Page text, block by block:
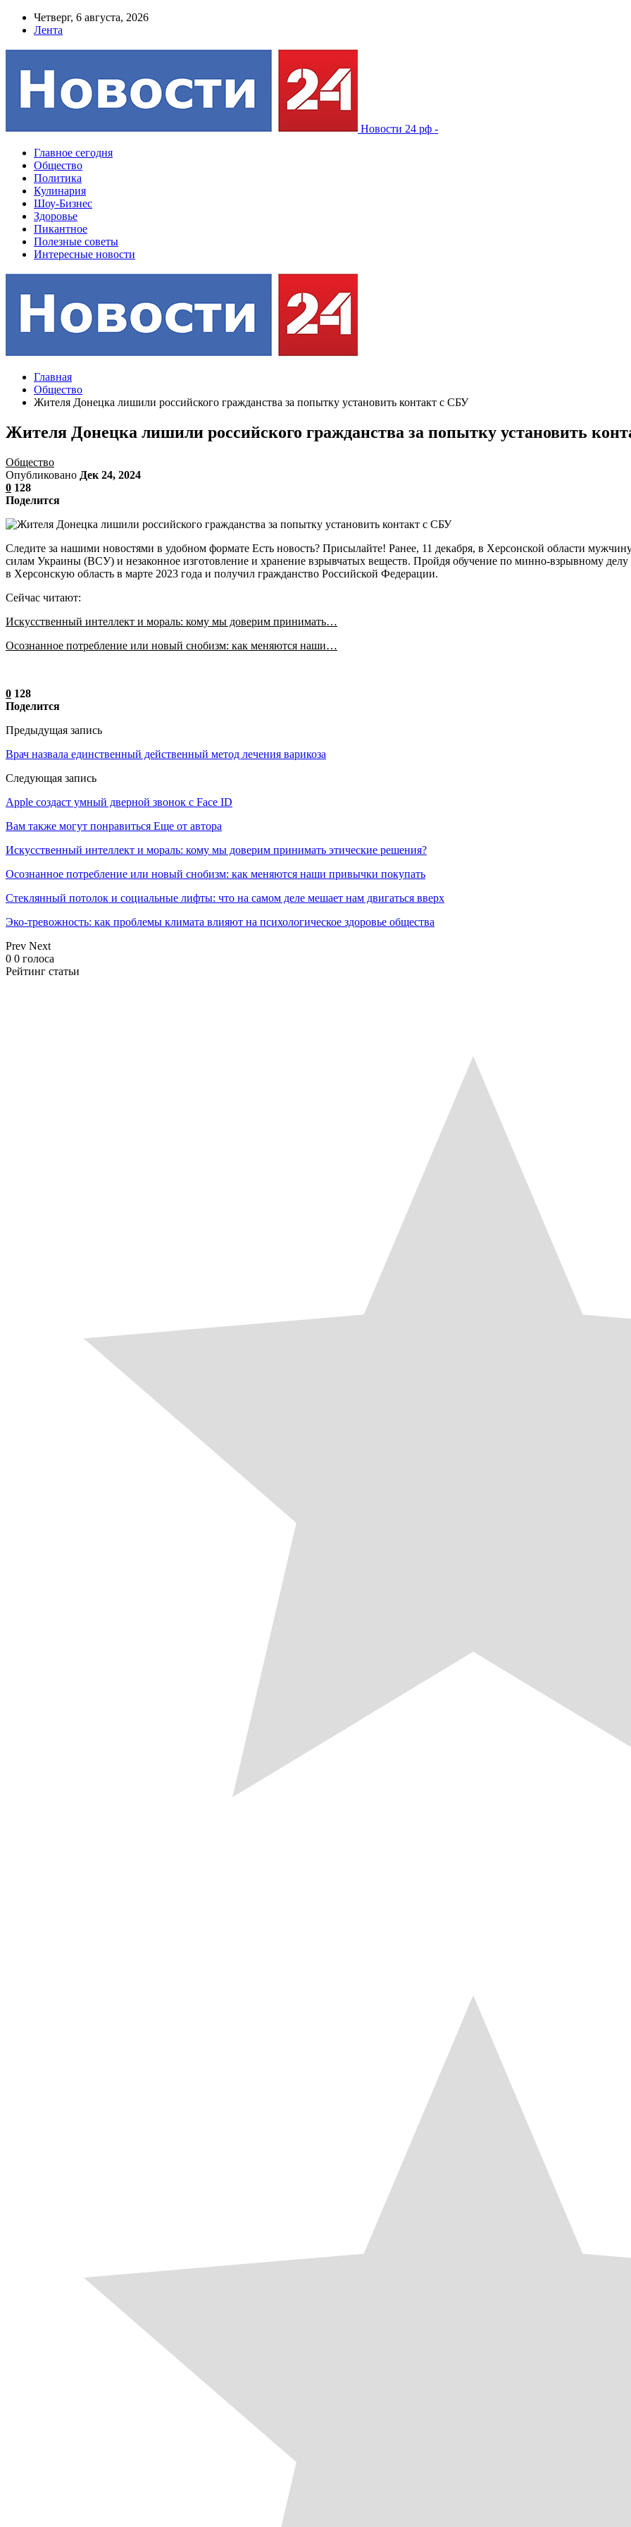
Четверг, 6 августа, 2026
Лента
Новости 24 рф -
Главное сегодня
Общество
Политика
Кулинария
Шоу-Бизнес
Здоровье
Пикантное
Полезные советы
Интересные новости
Главная
Общество
Жителя Донецка лишили российского гражданства за попытку установить контакт с СБУ
Жителя Донецка лишили российского гражданства за попытку установить
Общество
Опубликовано Дек 24, 2024
0 128
Поделится
Следите за нашими новостями в удобном формате Есть новость? Присылайте! Ранее, 11 декабря, в Херсонской области
силам Украины (ВСУ) и незаконное изготовление и хранение взрывчатых веществ. Пройдя обучение по минно-взрывному
в Херсонскую область в марте 2023 года и получил гражданство Российской Федерации.
Сейчас читают:
Искусственный интеллект и мораль: кому мы доверим принимать…
Осознанное потребление или новый снобизм: как меняются наши…
0 128
Поделится
Предыдущая запись
Врач назвала единственный действенный метод лечения варикоза
Следующая запись
Apple создаст умный дверной звонок с Face ID
Вам также могут понравиться Еще от автора
Искусственный интеллект и мораль: кому мы доверим принимать этические решения?
Осознанное потребление или новый снобизм: как меняются наши привычки покупать
Стеклянный потолок и социальные лифты: что на самом деле мешает нам двигаться вверх
Эко-тревожность: как проблемы климата влияют на психологическое здоровье общества
Prev Next
0 0 голоса
Рейтинг статьи